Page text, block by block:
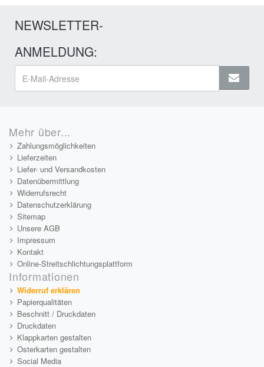
NEWSLETTER-
ANMELDUNG:
Mehr über...
Zahlungsmöglichkeiten
Lieferzeiten
Liefer- und Versandkosten
Datenübermittlung
Widerrufsrecht
Datenschutzerklärung
Sitemap
Unsere AGB
Impressum
Kontakt
Online-Streitschlichtungsplattform
Informationen
Widerruf erklären
Papierqualitäten
Beschnitt / Druckdaten
Druckdaten
Klappkarten gestalten
Osterkarten gestalten
Social Media